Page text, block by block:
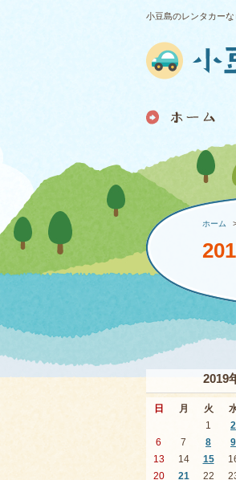
小豆島のレンタカー
ホーム
2019
日 月 火
1 2
6
7 8 9
13
14 15
20
21 22